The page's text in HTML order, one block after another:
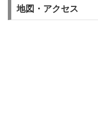
地図・アクセス